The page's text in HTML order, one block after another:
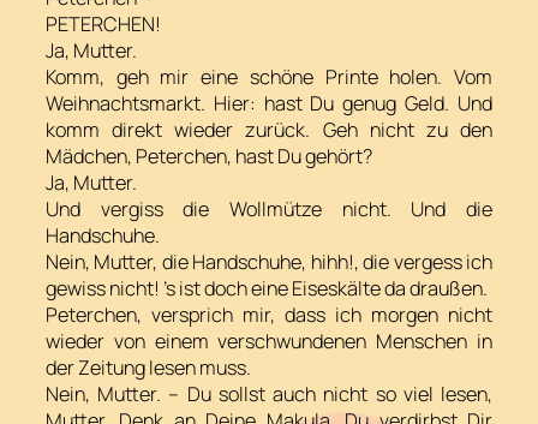
PETERCHEN!
Ja, Mutter.
Komm, geh mir eine schöne Printe holen. Vom
Weihnachtsmarkt. Hier: hast Du genug Geld. Und
komm direkt wieder zurück. Geh nicht zu den
Mädchen, Peterchen, hast Du gehört?
Ja, Mutter.
Und vergiss die Wollmütze nicht. Und die
Handschuhe.
Nein, Mutter, die Handschuhe, hihh!, die vergess ich
gewiss nicht! ’s ist doch eine Eiseskälte da draußen.
Peterchen, versprich mir, dass ich morgen nicht
wieder von einem verschwundenen Menschen in
der Zeitung lesen muss.
Nein, Mutter. – Du sollst auch nicht so viel lesen,